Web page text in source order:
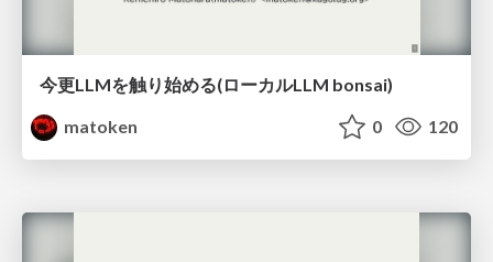
今更LLMを触り始める(ローカルLLM bonsai)
matoken
0 120